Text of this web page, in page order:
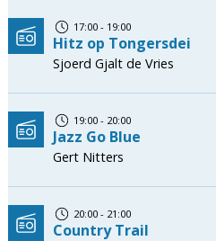
17:00 - 19:00
Hitz op Tongersdei
Sjoerd Gjalt de Vries
19:00 - 20:00
Jazz Go Blue
Gert Nitters
20:00 - 21:00
Country Trail